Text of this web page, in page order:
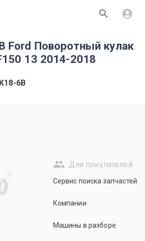
Ford Поворотный кулак
13 2014-2018
6B
R
Для покупателей
Сервис поиска запчастей
Компании
Машины в разборе